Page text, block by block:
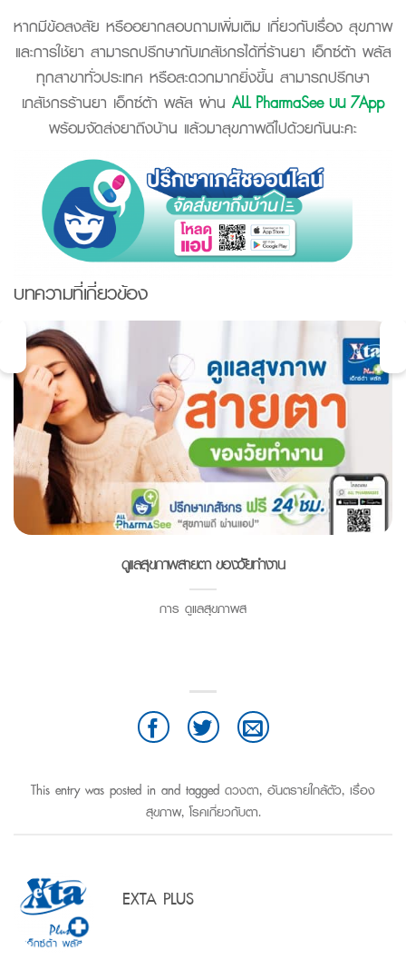
หากมีข้อสงสัย หรืออยากสอบถามเพิ่มเติม เกี่ยวกับเรื่อง สุขภาพ
และการใช้ยา สามารถปรึกษากับเภสัชกรได้ที่ร้านยา เอ็กซ์ต้า พลัส
ทุกสาขาทั่วประเทศ หรือสะดวกมากยิ่งขึ้น สามารถปรึกษา
เภสัชกรร้านยา เอ็กซ์ต้า พลัส ผ่าน ALL PharmaSee บน 7App
พร้อมจัดส่งยาถึงบ้าน แล้วมาสุขภาพดีไปด้วยกันนะคะ
บทความที่เกี่ยวข้อง
ดูแลสุขภาพสายตา ของวัยทำงาน
การ ดูแลสุขภาพส
This entry was posted in and tagged ดวงตา, อันตรายใกล้ตัว, เรื่อง
สุขภาพ,โรคเกี่ยวกับตา.
EXTA PLUS